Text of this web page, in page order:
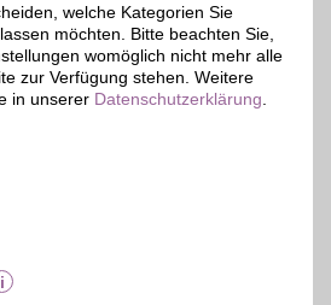
Markenartikeln günstigen
Bürobedarf fürs Gewerbe
mit BSW-Vorteil online
bestellen und dank 24-
Stunden-Lieferung
welche Kategorien Sie
möchten. Bitte beachten Sie,
womöglich nicht mehr alle
zur Verfügung stehen. Weitere
in unserer Datenschutzerklärung